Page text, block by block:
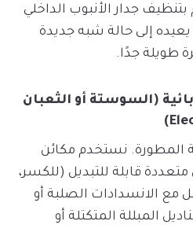
بتنظيف جدار الأنبوب الداخلي
مما يعيده إلى حالة شبه جديدة
طويلة جدًا.
(السوستة أو الثعبان
المطورة. نستخدم مكائن
قابلة للتبديل (للكسر،
الانسدادات الصلبة أو
المبللة المتكتلة أو